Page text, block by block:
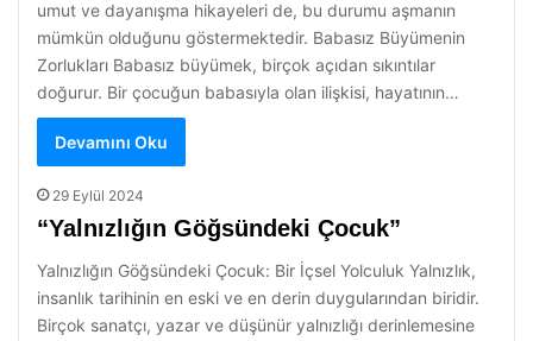
umut ve dayanışma hikayeleri de, bu durumu aşmanın
mümkün olduğunu göstermektedir. Babasız Büyümenin
Zorlukları Babasız büyümek, birçok açıdan sıkıntılar
doğurur. Bir çocuğun babasıyla olan ilişkisi, hayatının…
Devamını Oku
29 Eylül 2024
“Yalnızlığın Göğsündeki Çocuk”
Yalnızlığın Göğsündeki Çocuk: Bir İçsel Yolculuk Yalnızlık,
insanlık tarihinin en eski ve en derin duygularından biridir.
Birçok sanatçı, yazar ve düşünür yalnızlığı derinlemesine